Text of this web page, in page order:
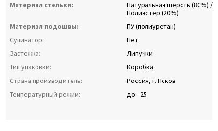
Материал стельки:
Натуральная шерсть (80%) /
Полиэстер (20%)
Материал подошвы:
ПУ (полиуретан)
Супинатор:
Нет
Застежка:
Липучки
Тип упаковки:
Коробка
Страна производитель:
Россия, г. Псков
Температурный режим:
до - 25